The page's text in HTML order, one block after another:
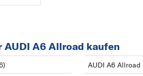
AUDI A6 Allroad kaufen
AUDI A6 Allroad